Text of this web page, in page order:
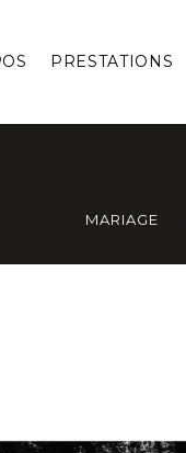
PRESTATIONS
MARIAGE